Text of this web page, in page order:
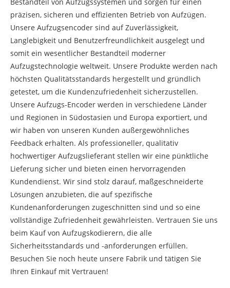
präzisen, sicheren und effizienten Betrieb von Aufzügen.
Unsere Aufzugsencoder sind auf Zuverlässigkeit,
Langlebigkeit und Benutzerfreundlichkeit ausgelegt und
somit ein wesentlicher Bestandteil moderner
Aufzugstechnologie weltweit. Unsere Produkte werden nach
höchsten Qualitätsstandards hergestellt und gründlich
getestet, um die Kundenzufriedenheit sicherzustellen.
Unsere Aufzugs-Encoder werden in verschiedene Länder
und Regionen in Südostasien und Europa exportiert, und
wir haben von unseren Kunden außergewöhnliches
Feedback erhalten. Als professioneller, qualitativ
hochwertiger Aufzugslieferant stellen wir eine pünktliche
Lieferung sicher und bieten einen hervorragenden
Kundendienst. Wir sind stolz darauf, maßgeschneiderte
Lösungen anzubieten, die auf spezifische
Kundenanforderungen zugeschnitten sind und so eine
vollständige Zufriedenheit gewährleisten. Vertrauen Sie uns
beim Kauf von Aufzugskodierern, die alle
Sicherheitsstandards und -anforderungen erfüllen.
Besuchen Sie noch heute unsere Fabrik und tätigen Sie
Ihren Einkauf mit Vertrauen!